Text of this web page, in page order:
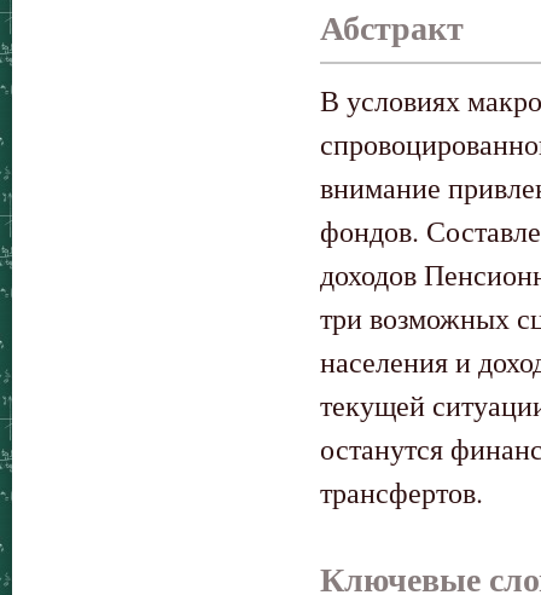
Абстракт
В условиях
внимание
фондов.
доходов
три возможных
населения и
текущей
останутся
трансфертов.
Ключевые